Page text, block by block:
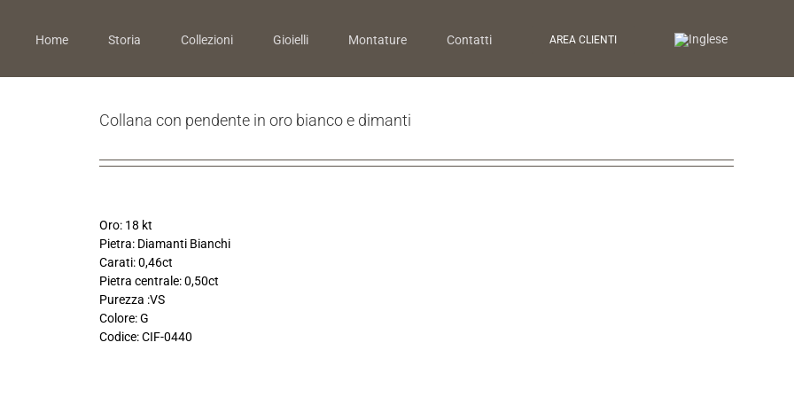
Home Storia Collezioni Gioielli Montature Contatti AREA CLIENTI
Collana con pendente in oro bianco e dimanti
Oro: 18 kt
Pietra: Diamanti Bianchi
Carati: 0,46ct
Pietra centrale: 0,50ct
Purezza :VS
Colore: G
Codice: CIF-0440